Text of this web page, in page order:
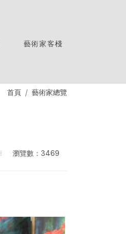
藝術家客棧
首頁 藝術家總覽
瀏覽數：3469